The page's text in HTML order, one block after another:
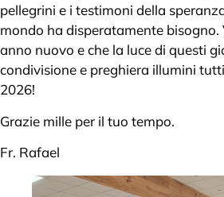
pellegrini e i testimoni della
mondo ha disperatamente bisogno.
anno nuovo e che la luce di questi
condivisione e preghiera illumini
2026!
Grazie mille per il tuo tempo.
Fr. Rafael